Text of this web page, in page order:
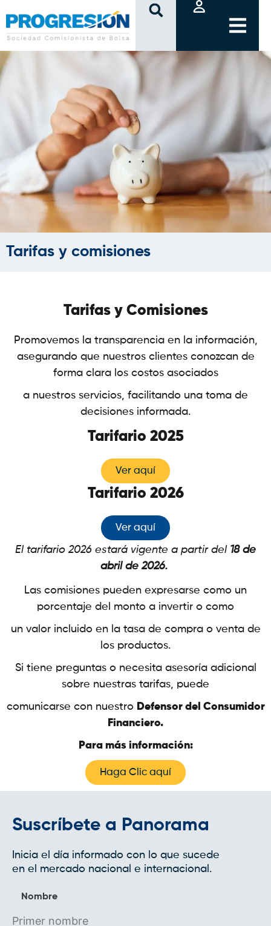
clic
Tarifas y comisiones
Tarifas y Comisiones
Promovemos la transparencia en la información,
asegurando que nuestros clientes conozcan de
forma clara los costos asociados
a nuestros servicios, facilitando una toma de
decisiones informada.
Tarifario 2025
Ver aquí
Tarifario 2026
Ver aquí
El tarifario 2026 estará vigente a partir del 18 de
abril de 2026.
Las comisiones pueden expresarse como un
porcentaje del monto a invertir o como
un valor incluido en la tasa de compra o venta de
los productos.
Si tiene preguntas o necesita asesoría adicional
sobre nuestras tarifas, puede
comunicarse con nuestro Defensor del Consumidor
Financiero.
Para más información:
Haga Clic aquí
Suscríbete a Panorama
Inicia el día informado con lo que sucede
en el mercado nacional e internacional.
Nombre